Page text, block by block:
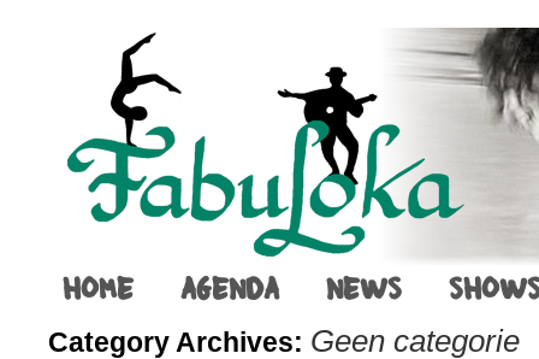
HOME AGENDA NEWS
Category Archives: Geen categorie